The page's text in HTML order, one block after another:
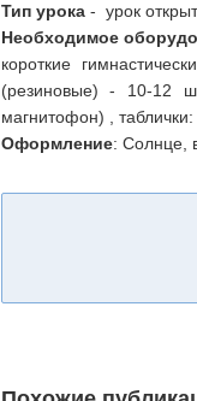
Тип урока- урок
Необходимое
короткие
(резиновые) - 10-12
магнитофон) ,
Оформление: Солнце,